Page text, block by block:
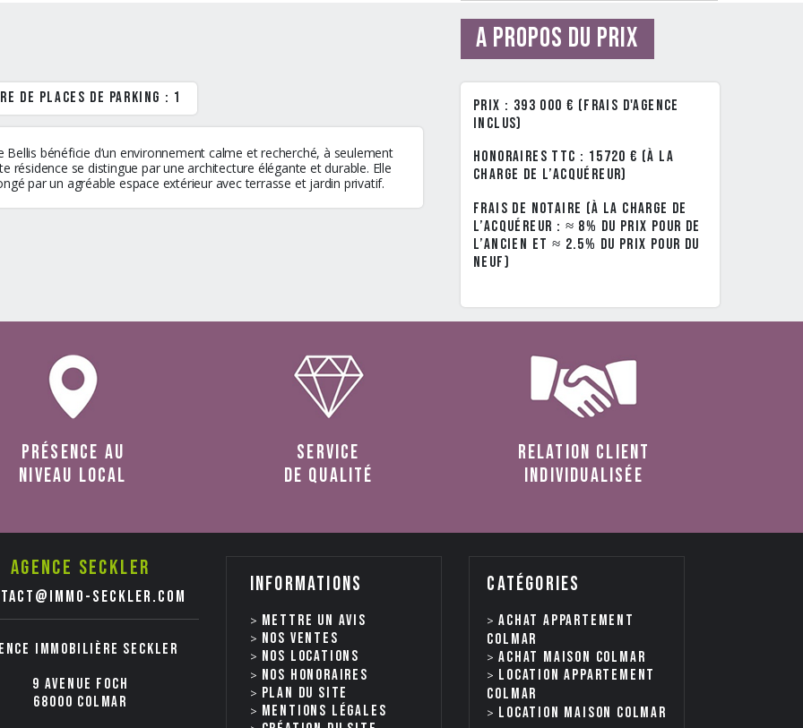
de places de parking : 1
bénéficie d’un environnement calme et recherché, à seulement
résidence se distingue par une architecture élégante et durable. Elle
par un agréable espace extérieur avec terrasse et jardin privatif.
A propos du prix
Prix : 393 000 € (frais d'agence
inclus)
Honoraires TTC : 15720 € (à la
charge de l’acquéreur)
Frais de notaire (à la charge de
l’acquéreur : ≈ 8% du prix pour de
l’ancien et ≈ 2.5% du prix pour du
neuf)
présence au
niveau local
service
de qualité
relation client
individualisée
Agence seckler
seckler.com
immobilière Seckler
9 avenue Foch
68000 COLMAR
Informations
Mettre un avis
Nos ventes
nos locations
Nos honoraires
Plan du site
Mentions légales
catégories
Achat appartement
Colmar
Achat maison Colmar
Location appartement
Colmar
Location maison Colmar